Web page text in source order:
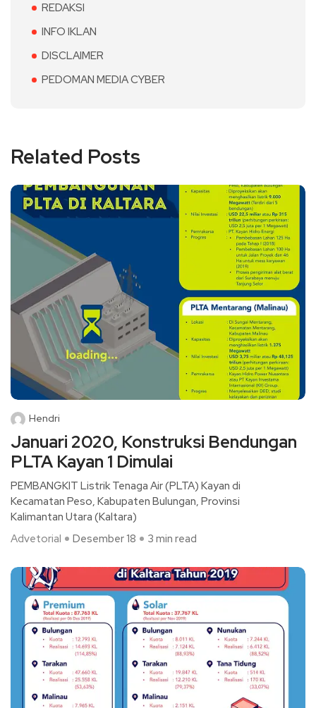
REDAKSI
INFO IKLAN
DISCLAIMER
PEDOMAN MEDIA CYBER
Related Posts
Hendri
Januari 2020, Konstruksi Bendungan
PLTA Kayan 1 Dimulai
PEMBANGKIT Listrik Tenaga Air (PLTA) Kayan di
Kecamatan Peso, Kabupaten Bulungan, Provinsi
Kalimantan Utara (Kaltara)
Advetorial
Desember 18 3 min read